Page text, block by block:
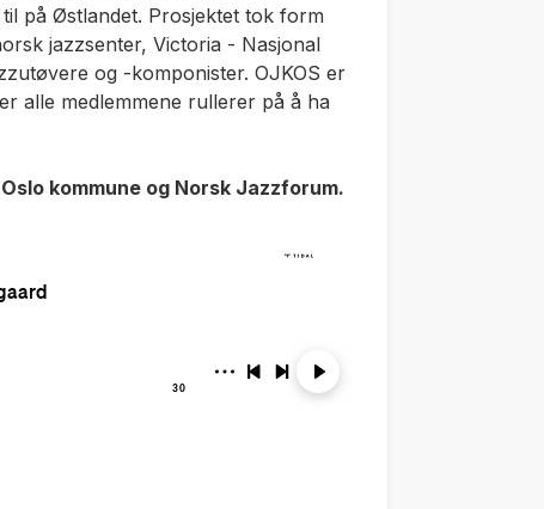
på Østlandet. Prosjektet tok form
jazzsenter, Victoria - Nasjonal
og -komponister. OJKOS er
alle medlemmene rullerer på å ha
kommune og Norsk Jazzforum.